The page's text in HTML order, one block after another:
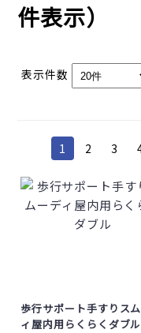
件表示）
表示件数
1 2 3
歩行サポート手すりス
ィ屋内用らくらくダブル